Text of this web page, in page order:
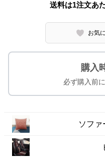
送料は1注文あ
お気
購入
必ず購入前
ソファ